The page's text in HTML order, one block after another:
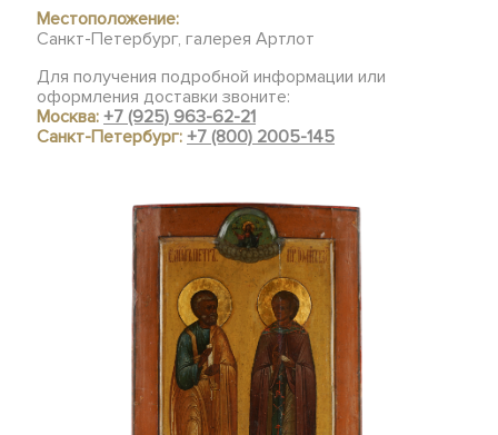
Местоположение:
Санкт-Петербург, галерея Артлот
Для получения подробной информации или
оформления доставки звоните:
Москва:+7 (925) 963-62-21
Санкт-Петербург:+7 (800) 2005-145